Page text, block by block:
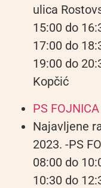
ulica
15:00 do
17:00 do
19:00 do
Kopčić
PS FOJNICA
Najavljene
2023. -PS
08:00 do
10:30 do